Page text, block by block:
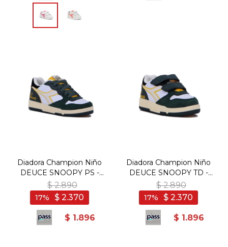
Diadora Champion Niño
DEUCE SNOOPY PS -
Verde
$ 2.890
$ 2.370
17
$ 1.896
Diadora Champion Niño
DEUCE SNOOPY TD -
Verde
$ 2.890
$ 2.370
17
$ 1.896